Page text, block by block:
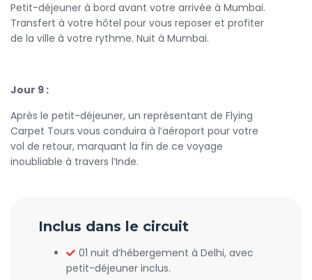
Petit-déjeuner à bord avant votre arrivée à Mumbai.
Transfert à votre hôtel pour vous reposer et profiter
de la ville à votre rythme. Nuit à Mumbai.
Jour 9 :
Après le petit-déjeuner, un représentant de Flying
Carpet Tours vous conduira à l’aéroport pour votre
vol de retour, marquant la fin de ce voyage
inoubliable à travers l’Inde.
Inclus dans le circuit
01 nuit d’hébergement à Delhi, avec
petit-déjeuner inclus.